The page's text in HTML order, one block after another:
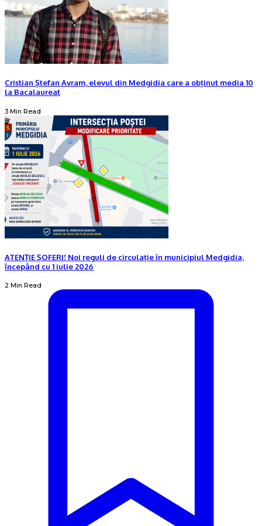
Cristian Ștefan Avram, elevul din Medgidia care a obținut media 10
la Bacalaureat
3 Min Read
ATENȚIE ȘOFERI! Noi reguli de circulație în municipiul Medgidia,
începând cu 1 iulie 2026
2 Min Read